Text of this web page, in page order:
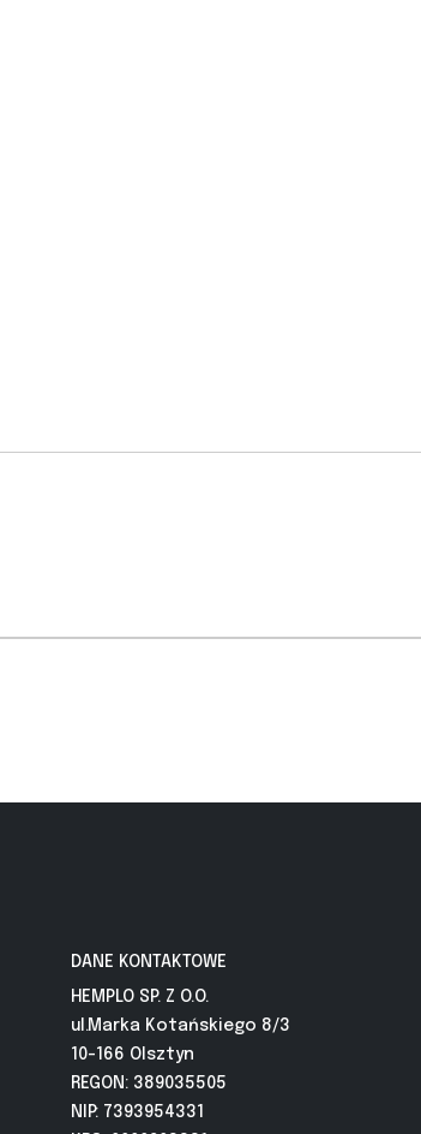
DANE KONTAKTOWE
HEMPLO SP. Z O.O.
ul.Marka Kotańskiego 8/3
10-166 Olsztyn
REGON: 389035505
NIP: 7393954331